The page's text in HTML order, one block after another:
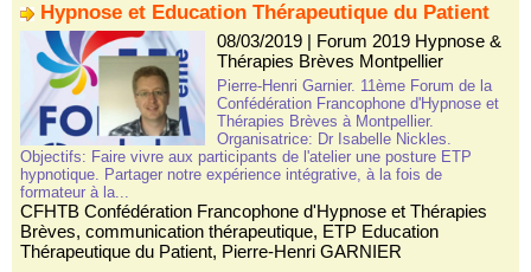
Hypnose et Education Thérapeutique du Patient
08/03/2019| Forum 2019 Hypnose &
Thérapies Brèves Montpellier
Pierre-Henri Garnier. 11ème Forum de la
Confédération Francophone d'Hypnose et
Thérapies Brèves à Montpellier.
Organisatrice: Dr Isabelle Nickles.
Objectifs: Faire vivre aux participants de l'atelier une posture ETP
hypnotique. Partager notre expérience intégrative, à la fois de
formateur à la...
CFHTB Confédération Francophone d'Hypnose et Thérapies
Brèves, communication thérapeutique, ETP Education
Thérapeutique du Patient, Pierre-Henri GARNIER